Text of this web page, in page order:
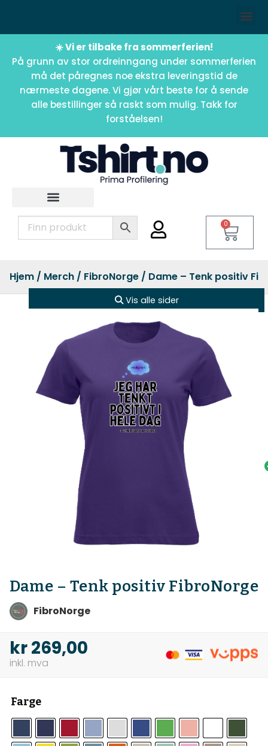
☀️ Vi er tilbake fra sommerferien!
På grunn av stor ordreinngang under sommerferien
må det påregnes noe ekstra leveringstid de
nærmeste dagene. Vi gjør vårt beste for å sende
alle bestillinger så raskt som mulig. Takk for
forståelsen!
0
Hjem / Merch / FibroNorge / Dame – Tenk positiv
Vis alle sider
Dame – Tenk positiv FibroNorge
FibroNorge
kr269,00
Farge